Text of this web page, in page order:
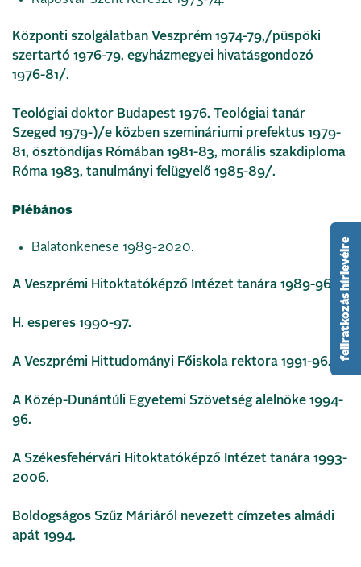
Központi szolgálatban Veszprém 1974-79,/püspöki
szertartó 1976-79, egyházmegyei hivatásgondozó
1976-81/.
Teológiai doktor Budapest 1976. Teológiai tanár
Szeged 1979-)/e közben szemináriumi prefektus 1979-
81, ösztöndíjas Rómában 1981-83, morális szakdiploma
Róma 1983, tanulmányi felügyelő 1985-89/.
Plébános
Balatonkenese 1989-2020.
A Veszprémi Hitoktatóképző Intézet tanára 1989-96.
H. esperes 1990-97.
A Veszprémi Hittudományi Főiskola rektora 1991-96.
A Közép-Dunántúli Egyetemi Szövetség alelnöke 1994-
96.
A Székesfehérvári Hitoktatóképző Intézet tanára 1993-
2006.
Boldogságos Szűz Máriáról nevezett címzetes almádi
apát 1994.
feliratkozás hírlevélre